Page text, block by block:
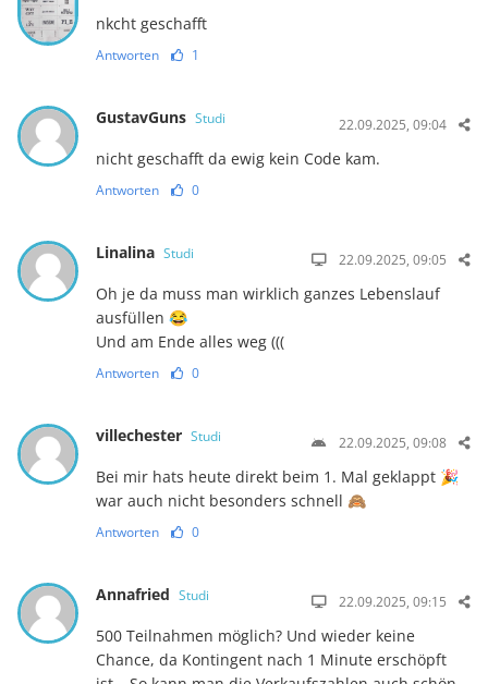
nkcht geschafft
Antworten 1
GustavGuns Studi 22.09.2025, 09:04
nicht geschafft da ewig kein Code kam.
Antworten 0
Linalina Studi 22.09.2025, 09:05
Oh je da muss man wirklich ganzes Lebenslauf
ausfüllen 😂
Und am Ende alles weg (((
Antworten 0
villechester Studi 22.09.2025, 09:08
Bei mir hats heute direkt beim 1. Mal geklappt 🎉
war auch nicht besonders schnell 🙈
Antworten 0
Annafried Studi 22.09.2025, 09:15
500 Teilnahmen möglich? Und wieder keine
Chance, da Kontingent nach 1 Minute erschöpft